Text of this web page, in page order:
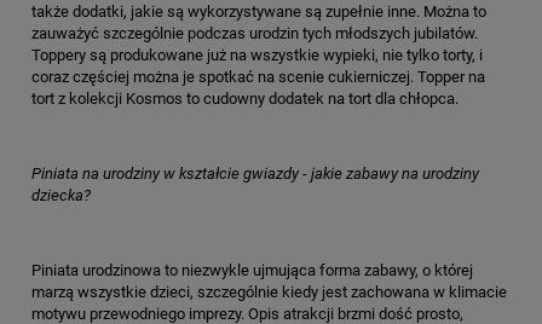
także dodatki, jakie są wykorzystywane są zupełnie inne. Można to
zauważyć szczególnie podczas urodzin tych młodszych jubilatów.
Toppery są produkowane już na wszystkie wypieki, nie tylko torty, i
coraz częściej można je spotkać na scenie cukierniczej. Topper na
tort z kolekcji Kosmos to cudowny dodatek na tort dla chłopca.
Piniata na urodziny w kształcie gwiazdy - jakie zabawy na urodziny
dziecka?
Piniata urodzinowa to niezwykle ujmująca forma zabawy, o której
marzą wszystkie dzieci, szczególnie kiedy jest zachowana w klimacie
motywu przewodniego imprezy. Opis atrakcji brzmi dość prosto,